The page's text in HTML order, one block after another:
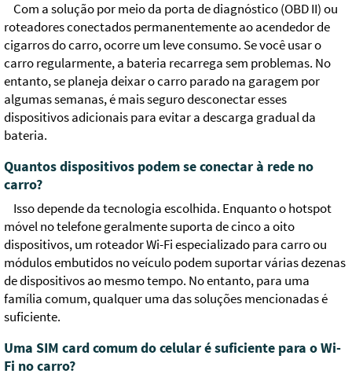
Com a solução por meio da porta de diagnóstico (OBD II) ou
roteadores conectados permanentemente ao acendedor de
cigarros do carro, ocorre um leve consumo. Se você usar o
carro regularmente, a bateria recarrega sem problemas. No
entanto, se planeja deixar o carro parado na garagem por
algumas semanas, é mais seguro desconectar esses
dispositivos adicionais para evitar a descarga gradual da
bateria.
Quantos dispositivos podem se conectar à rede no
carro?
Isso depende da tecnologia escolhida. Enquanto o hotspot
móvel no telefone geralmente suporta de cinco a oito
dispositivos, um roteador Wi-Fi especializado para carro ou
módulos embutidos no veículo podem suportar várias dezenas
de dispositivos ao mesmo tempo. No entanto, para uma
família comum, qualquer uma das soluções mencionadas é
suficiente.
Uma SIM card comum do celular é suficiente para o Wi-
Fi no carro?